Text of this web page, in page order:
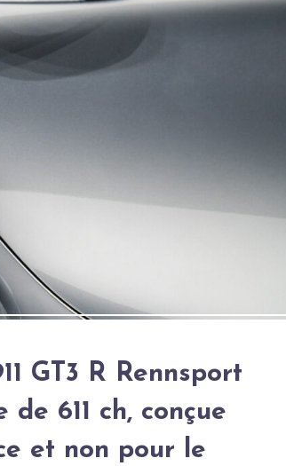
GT3 R Rennsport
611 ch, conçue
et non pour le